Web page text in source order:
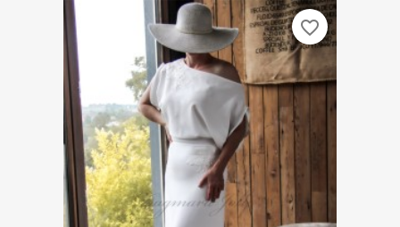
favorite_border